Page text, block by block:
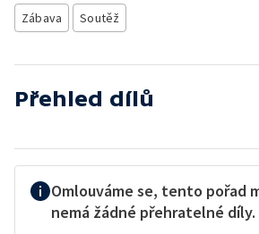
Zábava Soutěž
Přehled dílů
Omlouváme se, tento pořad
nemá žádné přehratelné díly.